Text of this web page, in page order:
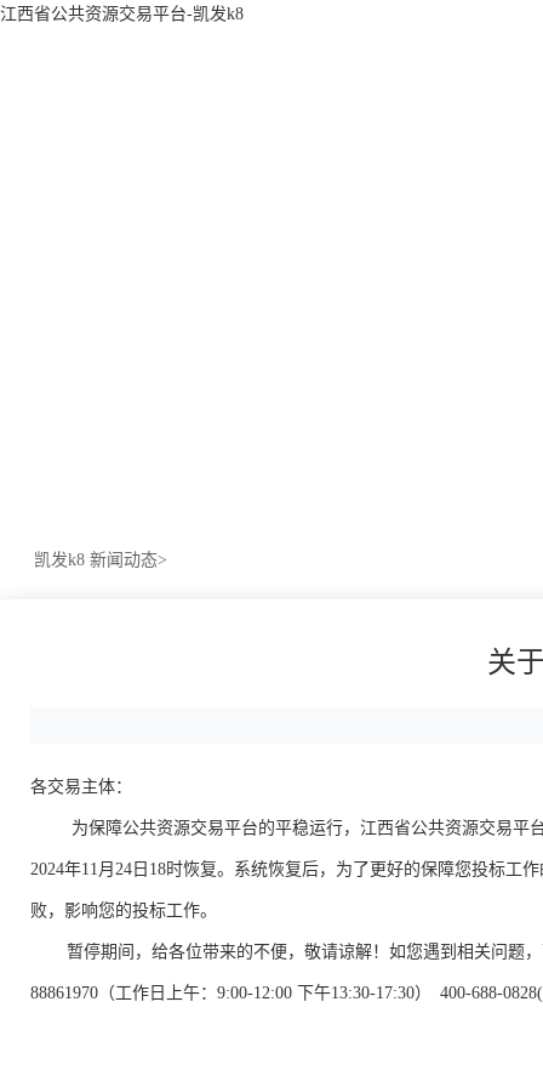
江西省公共资源交易平台-凯发k8
凯发k8 新闻动态>
关
各交易主体：
为保障公共资源交易平台的平稳运行，江西省公共资源交易平台
2024年11月24日18时恢复。系统恢复后，为了更好的保障您投标
败，影响您的投标工作。
暂停期间，给各位带来的不便，敬请谅解！如您遇到相关问题，
88861970（工作日上午：9:00-12:00 下午13:30-17:30） 400-688-